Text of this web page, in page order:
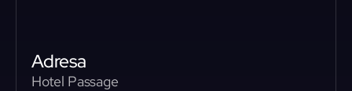
Adresa
Hotel Passage